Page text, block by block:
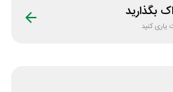
بگذارید
یاری کنید